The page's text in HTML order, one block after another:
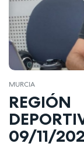
MURCIA
REGIÓN
09/11/